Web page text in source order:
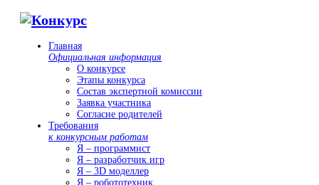
Главная
Официальная информация
О конкурсе
Этапы конкурса
Состав экспертной комиссии
Заявка участника
Согласие родителей
Требования
к конкурсным работам
Я – программист
Я – разработчик игр
Я – 3D моделлер
Я – робототехник